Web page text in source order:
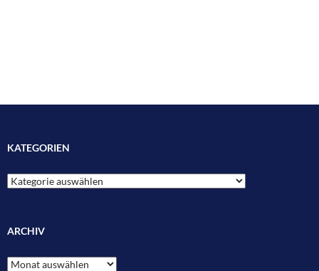
KATEGORIEN
Kategorien
ARCHIV
Archiv